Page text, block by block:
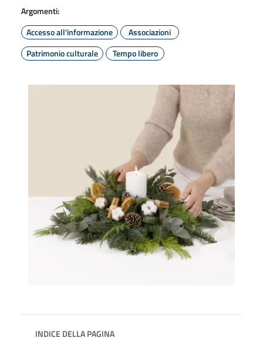
Argomenti:
Accesso all'informazione
Associazioni
Patrimonio culturale
Tempo libero
INDICE DELLA PAGINA